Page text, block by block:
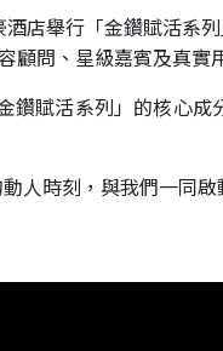
酒店舉行「金鑽賦活
顧問、星級嘉賓及真
鑽賦活系列」的核心
人時刻，與我們一同啟